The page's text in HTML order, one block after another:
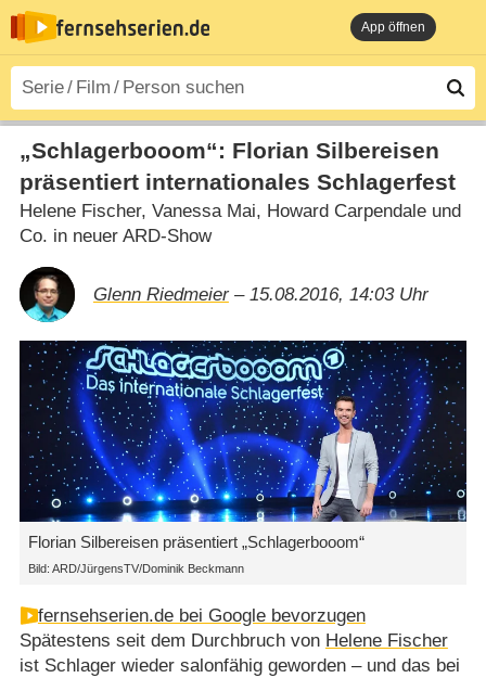
App öffnen
„Schlagerbooom“: Florian Silbereisen
präsentiert internationales Schlagerfest
Helene Fischer, Vanessa Mai, Howard Carpendale und
Co. in neuer ARD-Show
Glenn Riedmeier– 15.08.2016, 14:03 Uhr
Florian Silbereisen präsentiert „Schlagerbooom“
Bild: ARD/JürgensTV/Dominik Beckmann
fernsehserien.de bei Google bevorzugen
Spätestens seit dem Durchbruch von Helene Fischer
ist Schlager wieder salonfähig geworden – und das bei